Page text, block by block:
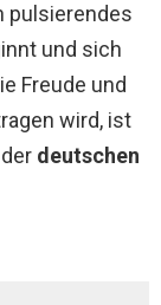
pulsierendes
und sich
Freude und
wird, ist
deutschen